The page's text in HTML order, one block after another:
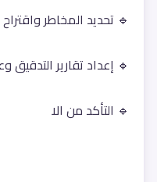
🔹 تحديد المخاطر
🔹 إعداد تقارير التدقيق
🔹 التأكد من الا